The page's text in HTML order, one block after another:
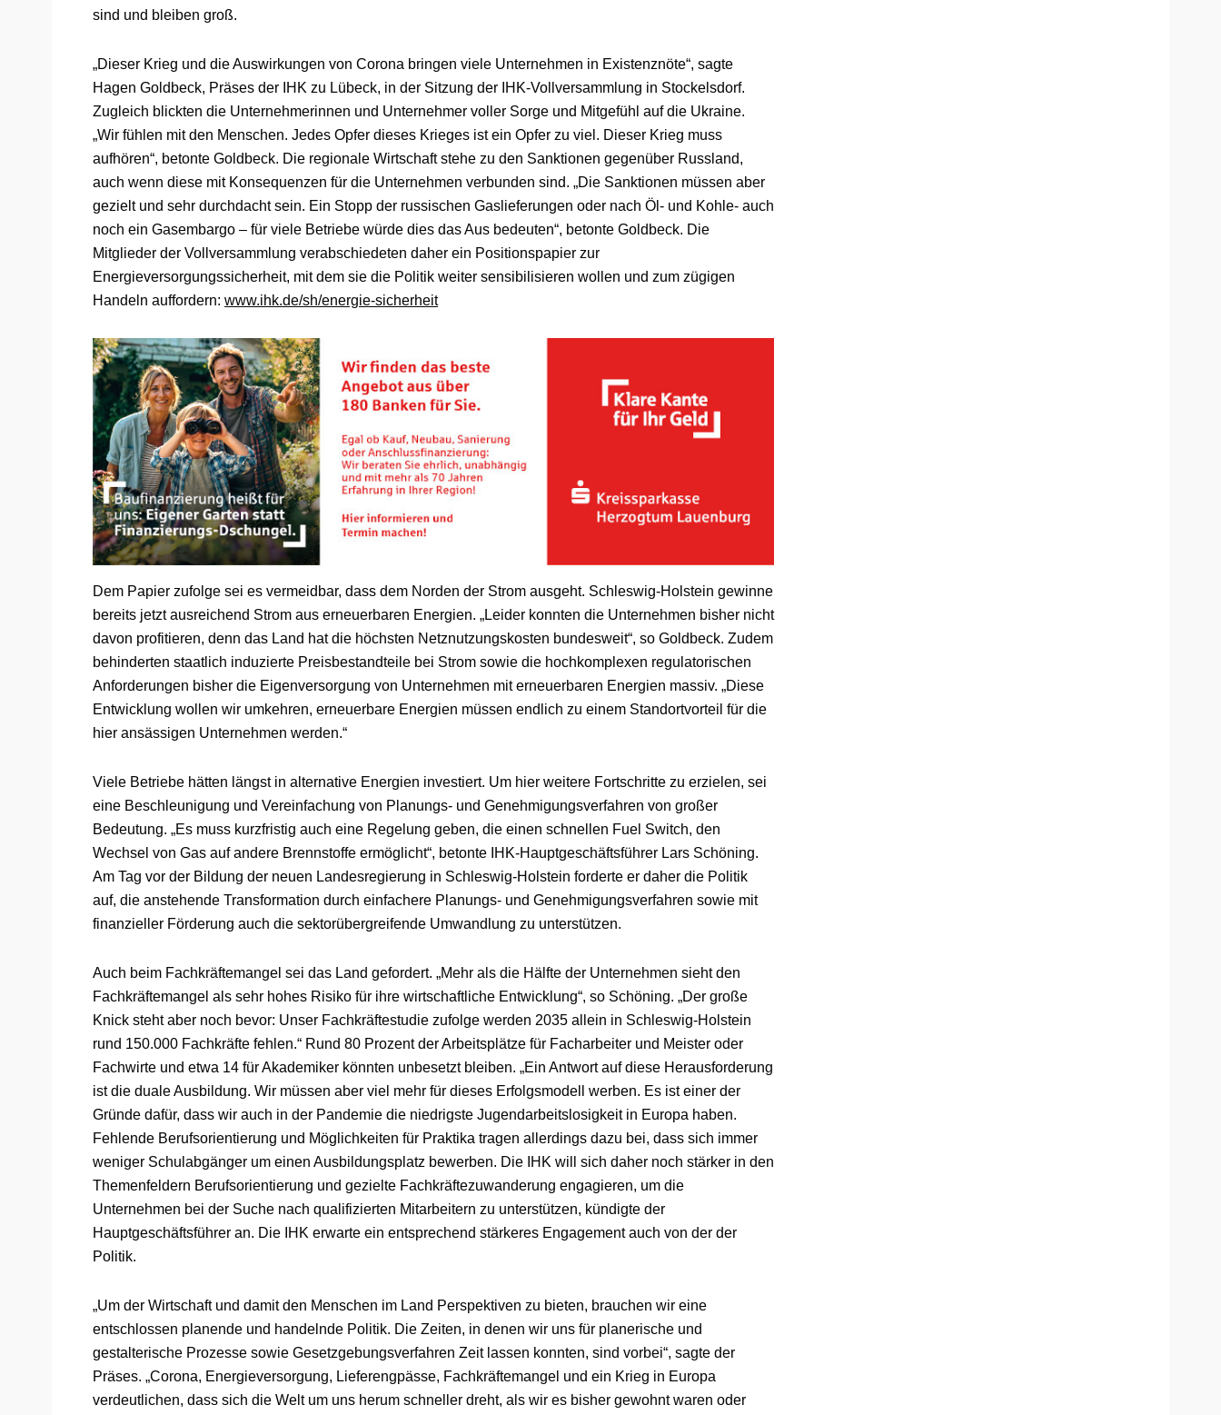
sind und bleiben groß.
„Dieser Krieg und die Auswirkungen von Corona bringen viele Unternehmen in Existenznöte“, sagte
Hagen Goldbeck, Präses der IHK zu Lübeck, in der Sitzung der IHK-Vollversammlung in Stockelsdorf.
Zugleich blickten die Unternehmerinnen und Unternehmer voller Sorge und Mitgefühl auf die Ukraine.
„Wir fühlen mit den Menschen. Jedes Opfer dieses Krieges ist ein Opfer zu viel. Dieser Krieg muss
aufhören“, betonte Goldbeck. Die regionale Wirtschaft stehe zu den Sanktionen gegenüber Russland,
auch wenn diese mit Konsequenzen für die Unternehmen verbunden sind. „Die Sanktionen müssen aber
gezielt und sehr durchdacht sein. Ein Stopp der russischen Gaslieferungen oder nach Öl- und Kohle- auch
noch ein Gasembargo – für viele Betriebe würde dies das Aus bedeuten“, betonte Goldbeck. Die
Mitglieder der Vollversammlung verabschiedeten daher ein Positionspapier zur
Energieversorgungssicherheit, mit dem sie die Politik weiter sensibilisieren wollen und zum zügigen
Handeln auffordern: www.ihk.de/sh/energie-sicherheit
Dem Papier zufolge sei es vermeidbar, dass dem Norden der Strom ausgeht. Schleswig-Holstein gewinne
bereits jetzt ausreichend Strom aus erneuerbaren Energien. „Leider konnten die Unternehmen bisher nicht
davon profitieren, denn das Land hat die höchsten Netznutzungskosten bundesweit“, so Goldbeck. Zudem
behinderten staatlich induzierte Preisbestandteile bei Strom sowie die hochkomplexen regulatorischen
Anforderungen bisher die Eigenversorgung von Unternehmen mit erneuerbaren Energien massiv. „Diese
Entwicklung wollen wir umkehren, erneuerbare Energien müssen endlich zu einem Standortvorteil für die
hier ansässigen Unternehmen werden.“
Viele Betriebe hätten längst in alternative Energien investiert. Um hier weitere Fortschritte zu erzielen, sei
eine Beschleunigung und Vereinfachung von Planungs- und Genehmigungsverfahren von großer
Bedeutung. „Es muss kurzfristig auch eine Regelung geben, die einen schnellen Fuel Switch, den
Wechsel von Gas auf andere Brennstoffe ermöglicht“, betonte IHK-Hauptgeschäftsführer Lars Schöning.
Am Tag vor der Bildung der neuen Landesregierung in Schleswig-Holstein forderte er daher die Politik
auf, die anstehende Transformation durch einfachere Planungs- und Genehmigungsverfahren sowie mit
finanzieller Förderung auch die sektorübergreifende Umwandlung zu unterstützen.
Auch beim Fachkräftemangel sei das Land gefordert. „Mehr als die Hälfte der Unternehmen sieht den
Fachkräftemangel als sehr hohes Risiko für ihre wirtschaftliche Entwicklung“, so Schöning. „Der große
Knick steht aber noch bevor: Unser Fachkräftestudie zufolge werden 2035 allein in Schleswig-Holstein
rund 150.000 Fachkräfte fehlen.“ Rund 80 Prozent der Arbeitsplätze für Facharbeiter und Meister oder
Fachwirte und etwa 14 für Akademiker könnten unbesetzt bleiben. „Ein Antwort auf diese Herausforderung
ist die duale Ausbildung. Wir müssen aber viel mehr für dieses Erfolgsmodell werben. Es ist einer der
Gründe dafür, dass wir auch in der Pandemie die niedrigste Jugendarbeitslosigkeit in Europa haben.
Fehlende Berufsorientierung und Möglichkeiten für Praktika tragen allerdings dazu bei, dass sich immer
weniger Schulabgänger um einen Ausbildungsplatz bewerben. Die IHK will sich daher noch stärker in den
Themenfeldern Berufsorientierung und gezielte Fachkräftezuwanderung engagieren, um die
Unternehmen bei der Suche nach qualifizierten Mitarbeitern zu unterstützen, kündigte der
Hauptgeschäftsführer an. Die IHK erwarte ein entsprechend stärkeres Engagement auch von der der
Politik.
„Um der Wirtschaft und damit den Menschen im Land Perspektiven zu bieten, brauchen wir eine
entschlossen planende und handelnde Politik. Die Zeiten, in denen wir uns für planerische und
gestalterische Prozesse sowie Gesetzgebungsverfahren Zeit lassen konnten, sind vorbei“, sagte der
Präses. „Corona, Energieversorgung, Lieferengpässe, Fachkräftemangel und ein Krieg in Europa
verdeutlichen, dass sich die Welt um uns herum schneller dreht, als wir es bisher gewohnt waren oder